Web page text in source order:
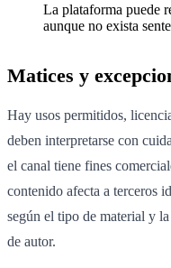
La plataforma puede
aunque no exista
Matices y
Hay usos permitidos,
deben interpretarse con
el canal tiene fines
contenido afecta a terceros
según el tipo de material y
de autor.